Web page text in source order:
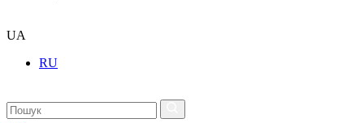
UA
RU